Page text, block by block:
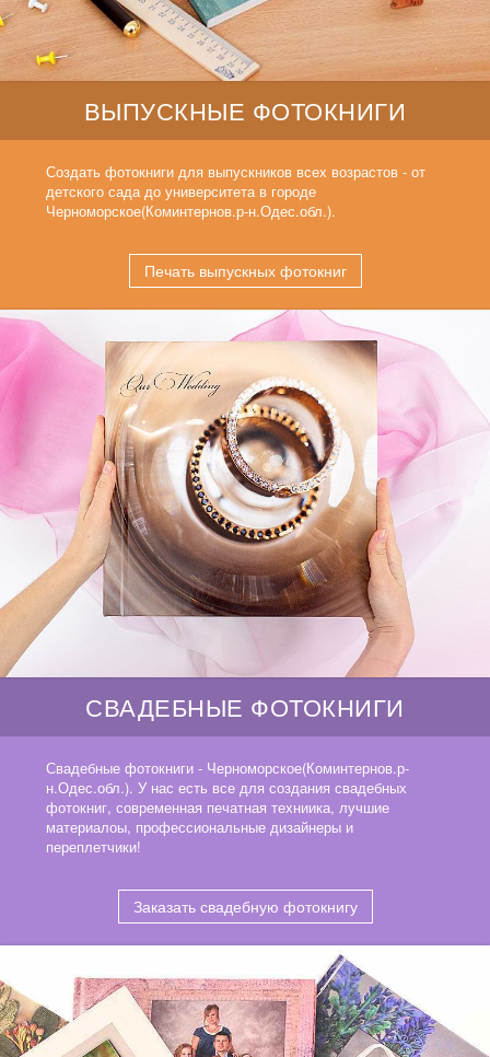
ВЫПУСКНЫЕ ФОТОКНИГИ
Создать фотокниги для выпускников всех возрастов - от
детского сада до университета в городе
Черноморское(Коминтернов.р-н.Одес.обл.).
Печать выпускных фотокниг
СВАДЕБНЫЕ ФОТОКНИГИ
Свадебные фотокниги - Черноморское(Коминтернов.р-
н.Одес.обл.). У нас есть все для создания свадебных
фотокниг, современная печатная техниика, лучшие
материалоы, профессиональные дизайнеры и
переплетчики!
Заказать свадебную фотокнигу